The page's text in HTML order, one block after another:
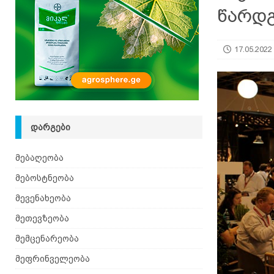
[ 08.08.2026 ] ზაანენური ჯიშის თხა
17.05.2022
ᲓᲐᲠᲒᲔᲑᲘ
მებაღეობა
მებოსტნეობა
მევენახეობა
მეთევზეობა
მემცენარეობა
მეფრინველეობა